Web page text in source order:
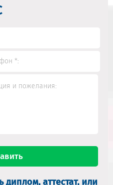
диплом, аттестат, или